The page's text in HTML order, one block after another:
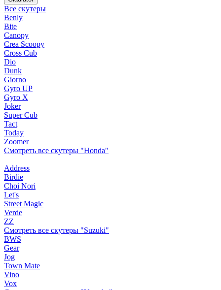
Все скутеры
Benly
Bite
Canopy
Crea Scoopy
Cross Cub
Dio
Dunk
Giorno
Gyro UP
Gyro X
Joker
Super Cub
Tact
Today
Zoomer
Смотреть все скутеры "Honda"
Address
Birdie
Choi Nori
Let's
Street Magic
Verde
ZZ
Смотреть все скутеры "Suzuki"
BWS
Gear
Jog
Town Mate
Vino
Vox